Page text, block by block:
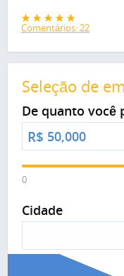
Comentários: 22
Seleção de
De quanto você
R$
0
Cidade